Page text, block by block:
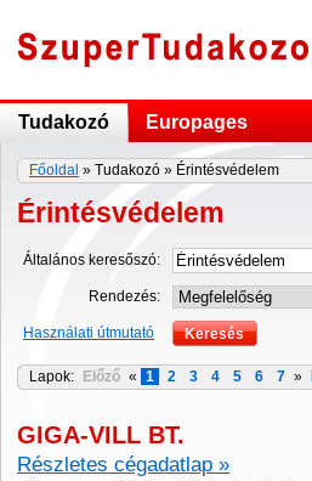
Tudakozó Europages
Főoldal » Tudakozó » Érintésvédelem
Érintésvédelem
Általános keresőszó:
Rendezés:
Használati útmutató
Lapok: Előző « 1 2 3 4 5 6 7 »
GIGA-VILL BT.
Részletes cégadatlap »